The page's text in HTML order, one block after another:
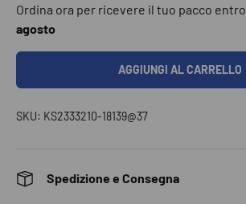
Ordina ora per ricevere il tuo pacco entro
agosto
AGGIUNGI AL CARRELLO
SKU: KS2333210-18139@37
Spedizione e Consegna